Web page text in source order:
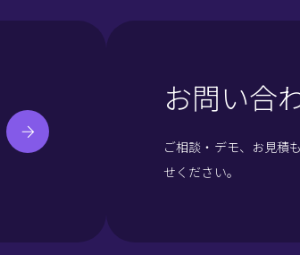
お問い合
ご相談・デモ、お見積
せください。